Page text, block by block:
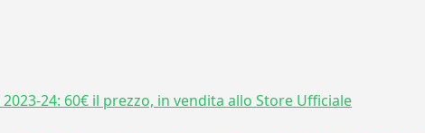
24: 60€ il prezzo, in vendita allo Store Ufficiale